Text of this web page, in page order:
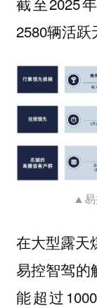
2580辆活跃
▲易
在大型露天
易控智驾的
能超过